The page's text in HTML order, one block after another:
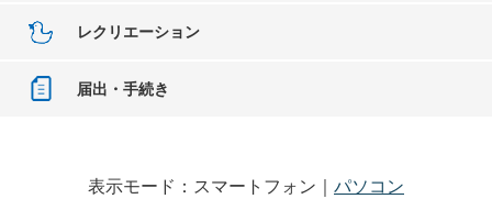
レクリエーション
届出・手続き
表示モード：スマートフォン｜ パソコン